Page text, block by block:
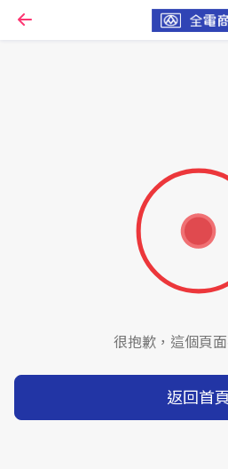
很抱歉，這個頁面
返回首頁